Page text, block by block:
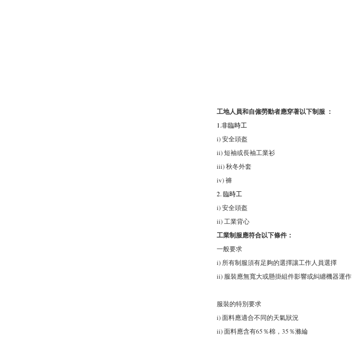
工地人員和自僱勞動者應穿著以下制服 ：
1.非臨時工
i) 安全頭盔
ii) 短袖或長袖工業衫
iii) 秋冬外套
iv) 褲
2. 臨時工
i) 安全頭盔
ii) 工業背心
工業制服應符合以下條件：
一般要求
i) 所有制服須有足夠的選擇讓工作人員選擇
ii) 服裝應無寬大或懸掛組件影響或糾纏機器運作
服裝的特別要求
i) 面料應適合不同的天氣狀況
ii) 面料應含有65％棉，35％滌綸